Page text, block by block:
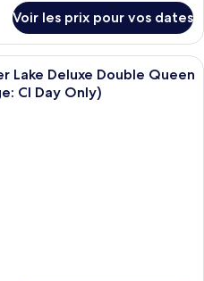
Voir les prix pour vos dates
Couette en duvet d'oie, minibar,
Lake Deluxe Double Queen
CI Day Only)